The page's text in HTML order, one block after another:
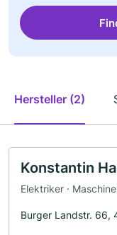
Hersteller (2)
Konstantin
Elektriker ·
Burger Landstr. 66,